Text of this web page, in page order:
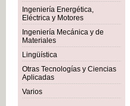
Ingeniería Energética,
Eléctrica y Motores
Ingeniería Mecánica y de
Materiales
Lingüística
Otras Tecnologías y Ciencias
Aplicadas
Varios